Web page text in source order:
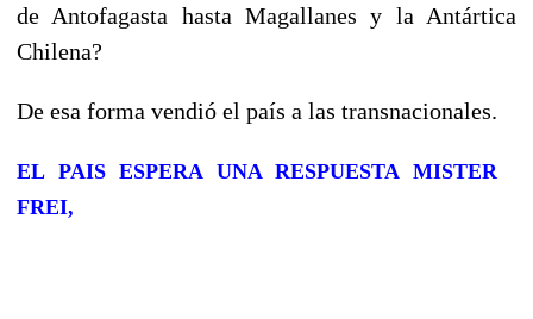
de Antofagasta hasta Magallanes y la Antártica
Chilena?
De esa forma vendió el país a las transnacionales.
EL PAIS ESPERA UNA RESPUESTA MISTER
FREI,